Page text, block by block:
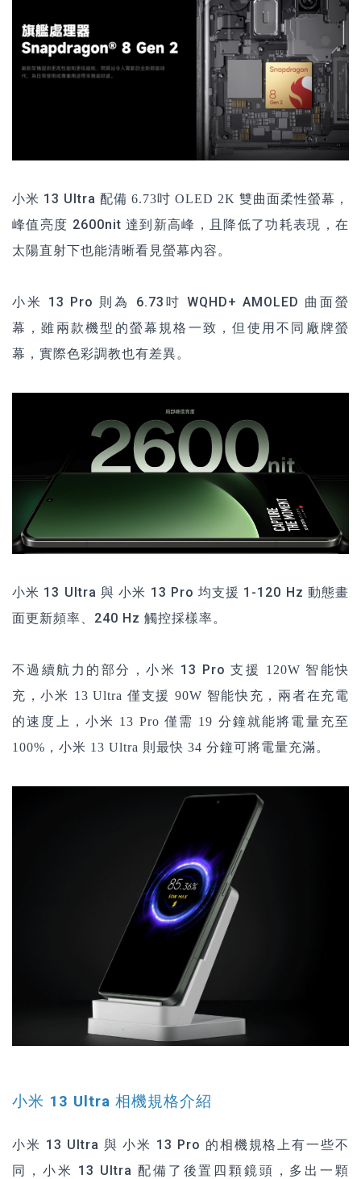
小米 13 Ultra 配備 6.73吋 OLED 2K 雙曲面柔性螢幕 ，
峰值亮度 2600nit 達到新高峰，且降低了功耗表現，在
太陽直射下也能清晰看見螢幕內容。
小米 13 Pro 則為 6.73吋 WQHD+ AMOLED 曲面螢
幕，雖兩款機型的螢幕規格一致，但使用不同廠牌螢
幕，實際色彩調教也有差異。
小米 13 Ultra 與小米 13 Pro 均支援 1-120 Hz 動態畫
面更新頻率、240 Hz 觸控採樣率。
不過續航力的部分，小米 13 Pro 支援 120W 智能快
充，小米 13 Ultra 僅支援 90W 智能快充，兩者在充電
的速度上， 小米 13 Pro 僅需 19 分鐘就能將電量充至
100%， 小米 13 Ultra 則 最快 34 分鐘可將電量充滿。
小米 13 Ultra 相機規格介紹
小米 13 Ultra 與 小米 13 Pro 的相機規格上有一些不
同，小米 13 Ultra 配備了後置四顆鏡頭，多出一顆